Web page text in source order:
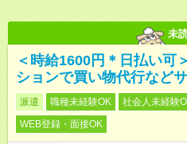
未
＜時給1600円＊日払い可
ションで買い物代行など
派遣 職種未経験OK 社会人未経験
WEB登録・面接OK